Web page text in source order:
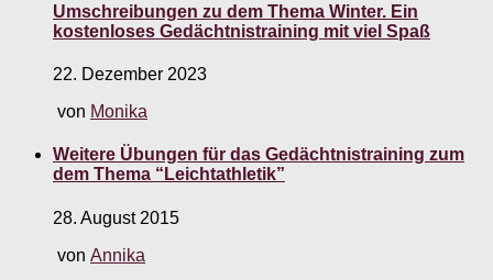
Umschreibungen zu dem Thema Winter. Ein
kostenloses Gedächtnistraining mit viel Spaß
22. Dezember 2023
von Monika
Weitere Übungen für das Gedächtnistraining zum
dem Thema “Leichtathletik”
28. August 2015
von Annika